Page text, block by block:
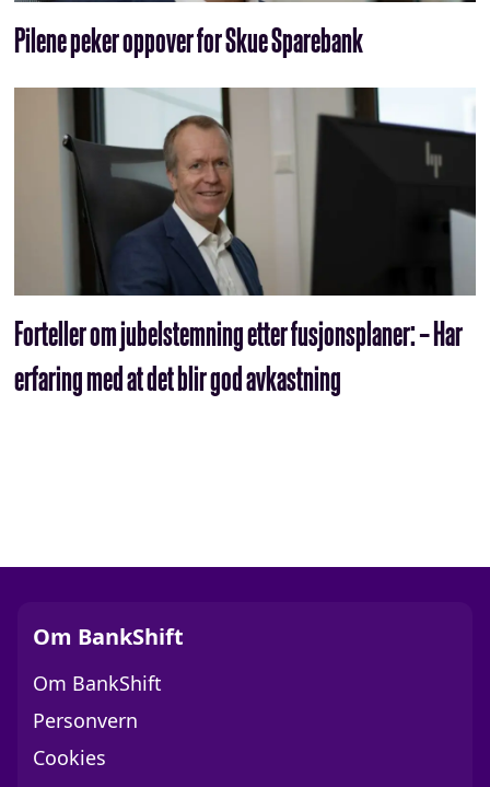
Pilene peker oppover for Skue Sparebank
Forteller om jubelstemning etter fusjonsplaner: – Har
erfaring med at det blir god avkastning
Om BankShift
Om BankShift
Personvern
Cookies